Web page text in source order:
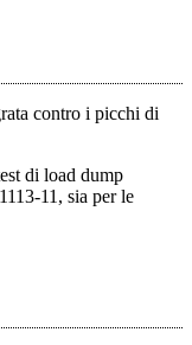
contro i picchi di
di load dump
11, sia per le